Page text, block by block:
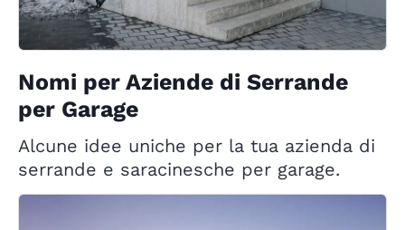
Nomi per Aziende di Serrande
per Garage
Alcune idee uniche per la tua azienda di
serrande e saracinesche per garage.